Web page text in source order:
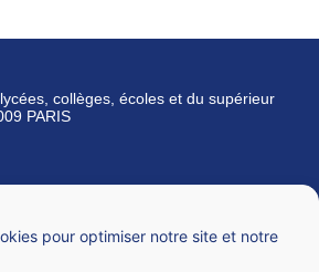
pour optimiser notre site et notre
collèges, écoles et du supérieur
PARIS